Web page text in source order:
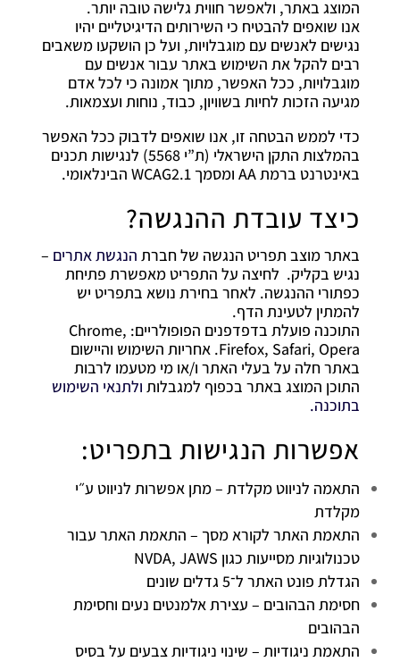
המוצג באתר, ולאפשר חווית גלישה טובה יותר.
אנו שואפים להבטיח כי השירותים הדיגיטליים יהיו
נגישים לאנשים עם מוגבלויות, ועל כן הושקעו משאבים
רבים להקל את השימוש באתר עבור אנשים עם
מוגבלויות, ככל האפשר, מתוך אמונה כי לכל אדם
מגיעה הזכות לחיות בשוויון, כבוד, נוחות ועצמאות.
כדי לממש הבטחה זו, אנו שואפים לדבוק ככל האפשר
בהמלצות התקן הישראלי (ת”י 5568) לנגישות תכנים
באינטרנט ברמת AA ומסמך WCAG2.1 הבינלאומי.
כיצד עובדת ההנגשה?
באתר מוצב תפריט הנגשה של חברת הנגשת אתרים –
נגיש בקליק. לחיצה על התפריט מאפשרת פתיחת
כפתורי ההנגשה. לאחר בחירת נושא בתפריט יש
להמתין לטעינת הדף.
התוכנה פועלת בדפדפנים הפופולריים: Chrome,
Firefox, Safari, Opera. אחריות השימוש והיישום
באתר חלה על בעלי האתר ו/או מי מטעמו לרבות
התוכן המוצג באתר בכפוף למגבלות ולתנאי השימוש
בתוכנה.
אפשרות הנגישות בתפריט:
התאמה לניווט מקלדת – מתן אפשרות לניווט ע״י
מקלדת
התאמת האתר לקורא מסך – התאמת האתר עבור
טכנולוגיות מסייעות כגון NVDA, JAWS
הגדלת פונט האתר ל־5 גדלים שונים
חסימת הבהובים – עצירת אלמנטים נעים וחסימת
הבהובים
התאמת ניגודיות – שינוי ניגודיות צבעים על בסיס